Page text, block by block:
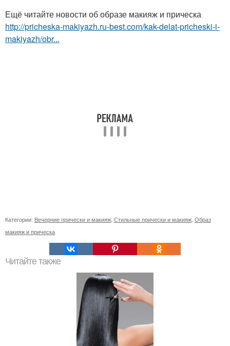
Ещё читайте новости об образе макияж и прическа
http://pricheska-makiyazh.ru-best.com/kak-delat-pricheski-i-
makiyazh/obr...
Категории: Вечерние прически и макияж Стильные прически и макияж Образ
макияж и прическа
Читайте также